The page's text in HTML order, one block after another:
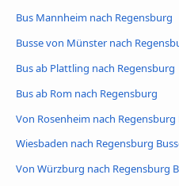
Bus Mannheim nach Regensburg
Busse von Münster nach
Bus ab Plattling nach Regensburg
Bus ab Rom nach Regensburg
Von Rosenheim nach Regensburg
Wiesbaden nach Regensburg
Von Würzburg nach Regensburg